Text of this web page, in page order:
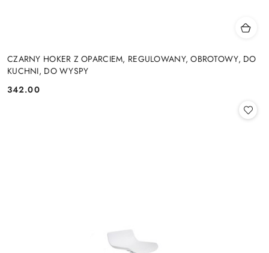
CZARNY HOKER Z OPARCIEM, REGULOWANY, OBROTOWY, DO
KUCHNI, DO WYSPY
Cena:
342.00